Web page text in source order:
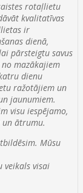
rotaļlietu
kvalitatīvas
ir
dienā,
pārsteigtu savus
mazākajiem
dienu
ražotājiem un
jaunumiem.
visu iespējamo,
ātrumu.
Mūsu
veikals visai